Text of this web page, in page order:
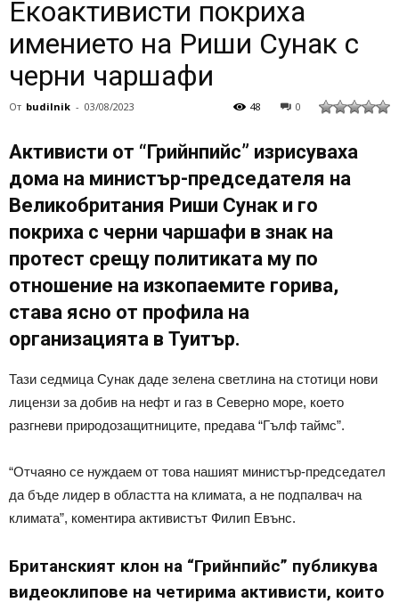
Екоактивисти покриха
имението на Риши Сунак с
черни чаршафи
От budilnik - 03/08/2023 0
48
Активисти от “Грийнпийс” изрисуваха
дома на министър-председателя на
Великобритания Риши Сунак и го
покриха с черни чаршафи в знак на
протест срещу политиката му по
отношение на изкопаемите горива,
става ясно от профила на
организацията в Туитър.
Тази седмица Сунак даде зелена светлина на стотици нови
лицензи за добив на нефт и газ в Северно море, което
разгневи природозащитниците, предава “Гълф таймс”.
“Отчаяно се нуждаем от това нашият министър-председател
да бъде лидер в областта на климата, а не подпалвач на
климата”, коментира активистът Филип Евънс.
Британският клон на “Грийнпийс” публикува
видеоклипове на четирима активисти, които